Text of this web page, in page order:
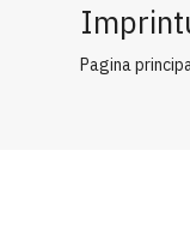
Pagina